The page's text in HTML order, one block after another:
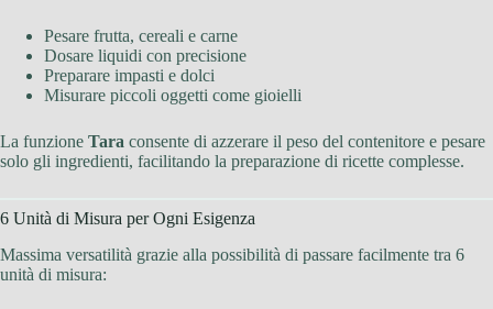
Pesare frutta, cereali e carne
Dosare liquidi con precisione
Preparare impasti e dolci
Misurare piccoli oggetti come gioielli
La funzione Tara consente di azzerare il peso del contenitore e pesare
solo gli ingredienti, facilitando la preparazione di ricette complesse.
6 Unità di Misura per Ogni Esigenza
Massima versatilità grazie alla possibilità di passare facilmente tra 6
unità di misura: